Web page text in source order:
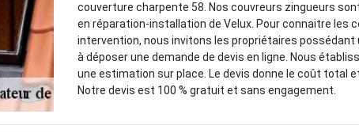
couverture charpente 58. Nos couvreurs zingueurs
en réparation-installation de Velux. Pour connaitre les
intervention, nous invitons les propriétaires possédant
à déposer une demande de devis en ligne. Nous
une estimation sur place. Le devis donne le coût total
Notre devis est 100 % gratuit et sans engagement.